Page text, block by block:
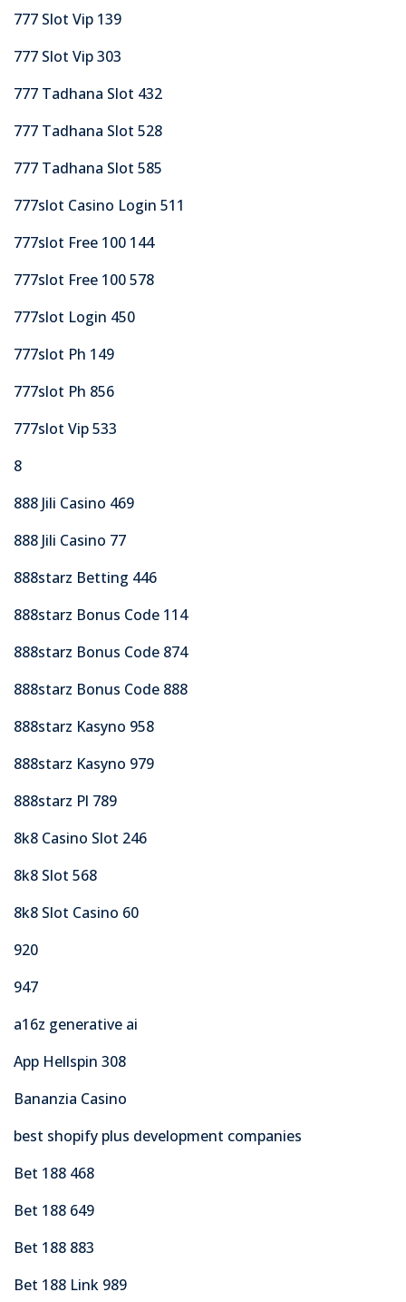
777 Slot Vip 139
777 Slot Vip 303
777 Tadhana Slot 432
777 Tadhana Slot 528
777 Tadhana Slot 585
777slot Casino Login 511
777slot Free 100 144
777slot Free 100 578
777slot Login 450
777slot Ph 149
777slot Ph 856
777slot Vip 533
8
888 Jili Casino 469
888 Jili Casino 77
888starz Betting 446
888starz Bonus Code 114
888starz Bonus Code 874
888starz Bonus Code 888
888starz Kasyno 958
888starz Kasyno 979
888starz Pl 789
8k8 Casino Slot 246
8k8 Slot 568
8k8 Slot Casino 60
920
947
a16z generative ai
App Hellspin 308
Bananzia Casino
best shopify plus development companies
Bet 188 468
Bet 188 649
Bet 188 883
Bet 188 Link 989